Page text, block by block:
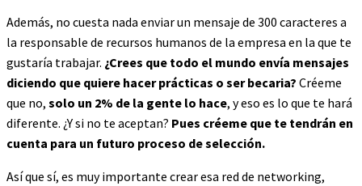
Además, no cuesta nada enviar un mensaje de 300 caracteres a
la responsable de recursos humanos de la empresa en la que te
gustaría trabajar. ¿Crees que todo el mundo envía mensajes
diciendo que quiere hacer prácticas o ser becaria? Créeme
que no, solo un 2% de la gente lo hace, y eso es lo que te hará
diferente. ¿Y si no te aceptan? Pues créeme que te tendrán en
cuenta para un futuro proceso de selección.
Así que sí, es muy importante crear esa red de networking,